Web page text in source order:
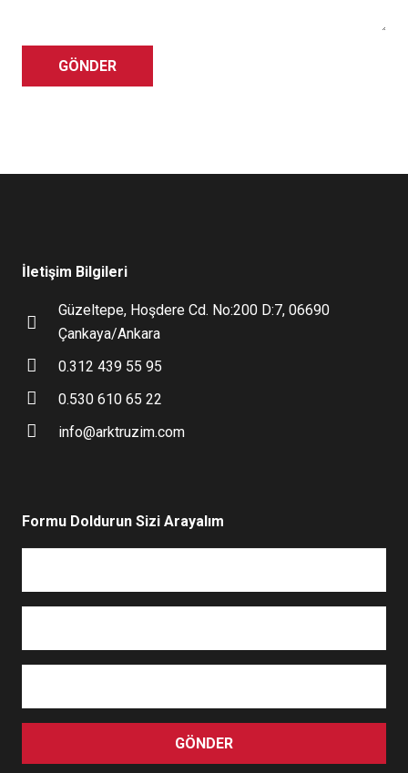
GÖNDER
İletişim Bilgileri
Güzeltepe, Hoşdere Cd. No:200 D:7, 06690
Çankaya/Ankara
0.312 439 55 95
0.530 610 65 22
info@arktruzim.com
Formu Doldurun Sizi Arayalım
GÖNDER